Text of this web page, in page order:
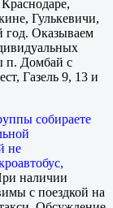
Гулькевичи,
год. Оказываем
п. Домбай с
Газель 9, 13 и
собираете
не
наличии
с поездкой на